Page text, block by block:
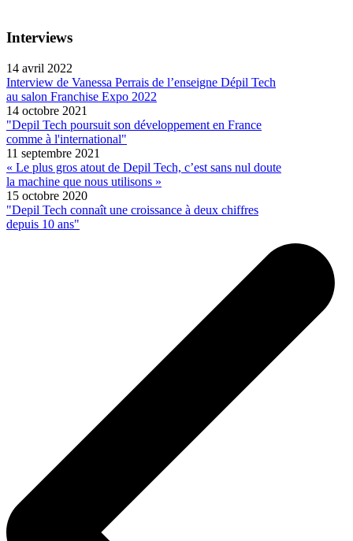
Interviews
14 avril 2022
Interview de Vanessa Perrais de l’enseigne Dépil Tech
au salon Franchise Expo 2022
14 octobre 2021
"Depil Tech poursuit son développement en France
comme à l'international"
11 septembre 2021
« Le plus gros atout de Depil Tech, c’est sans nul doute
la machine que nous utilisons »
15 octobre 2020
"Depil Tech connaît une croissance à deux chiffres
depuis 10 ans"